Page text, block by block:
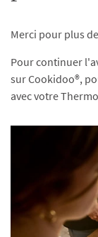
Merci pour plus
Pour continuer
sur Cookidoo®,
avec votre